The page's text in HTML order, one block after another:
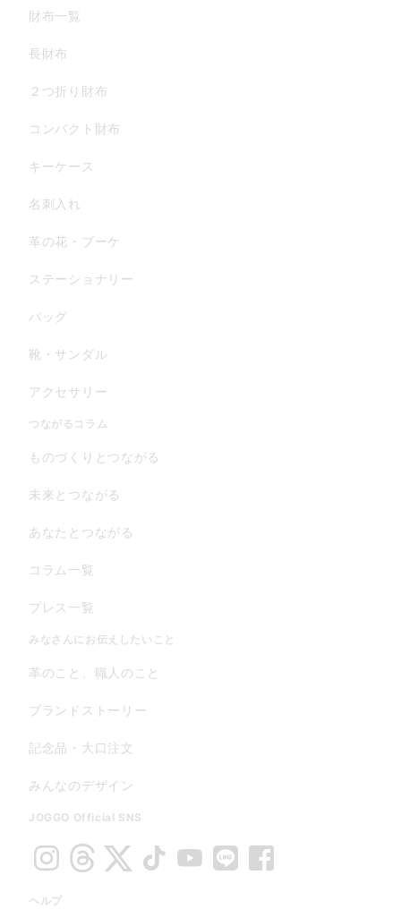
財布一覧
長財布
２つ折り財布
コンパクト財布
キーケース
名刺入れ
革の花・ブーケ
ステーショナリー
バッグ
靴・サンダル
アクセサリー
つながるコラム
ものづくりとつながる
未来とつながる
あなたとつながる
コラム一覧
プレス一覧
みなさんにお伝えしたいこと
革のこと、職人のこと
ブランドストーリー
記念品・大口注文
みんなのデザイン
JOGGO Official SNS
ヘルプ